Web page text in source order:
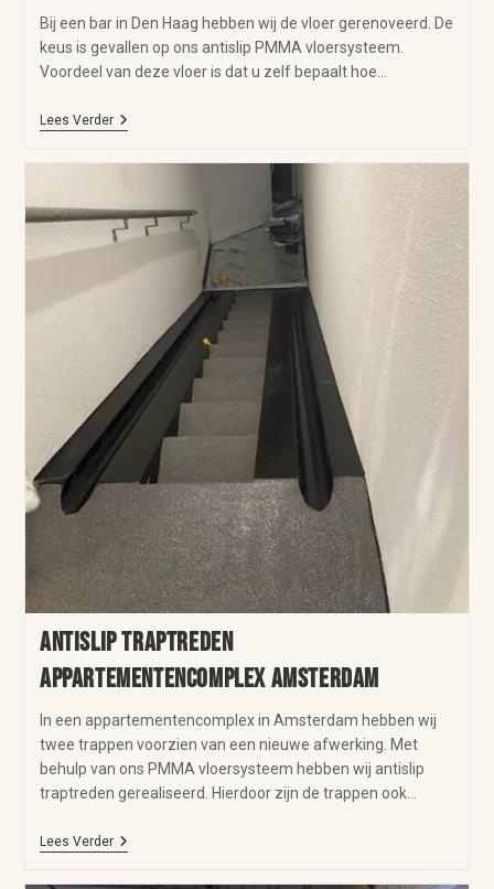
Bij een bar in Den Haag hebben wij de vloer gerenoveerd. De
keus is gevallen op ons antislip PMMA vloersysteem.
Voordeel van deze vloer is dat u zelf bepaalt hoe…
Lees Verder
Antislip traptreden
appartementencomplex Amsterdam
In een appartementencomplex in Amsterdam hebben wij
twee trappen voorzien van een nieuwe afwerking. Met
behulp van ons PMMA vloersysteem hebben wij antislip
traptreden gerealiseerd. Hierdoor zijn de trappen ook…
Lees Verder